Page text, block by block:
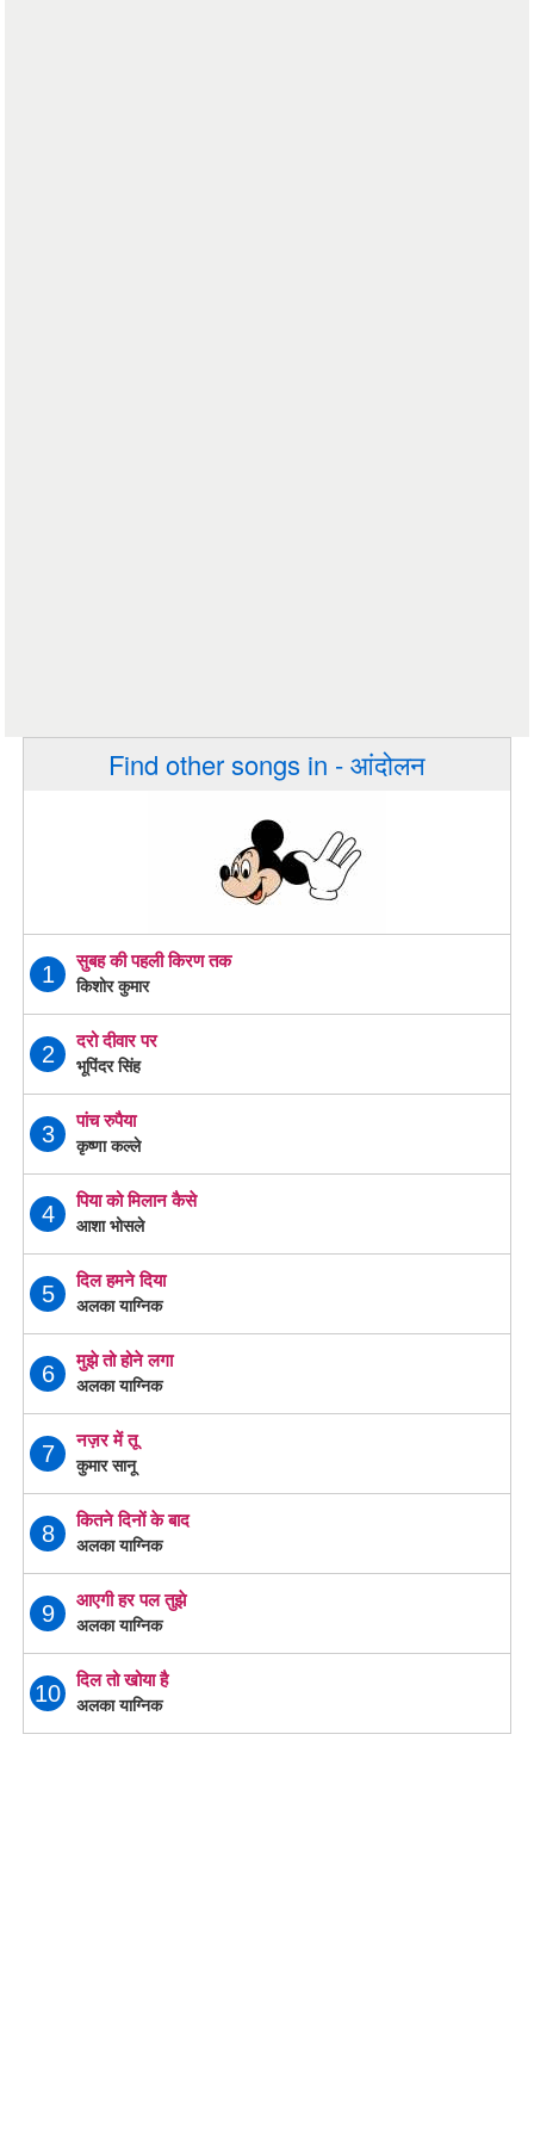
Find other songs in - आंदोलन
1
सुबह की पहली किरण तक
किशोर कुमार
2
दरो दीवार पर
भूपिंदर सिंह
3
पांच रुपैया
कृष्णा कल्ले
4
पिया को मिलान कैसे
आशा भोसले
5
दिल हमने दिया
अलका याग्निक
6
मुझे तो होने लगा
अलका याग्निक
7
नज़र में तू
कुमार सानू
8
कितने दिनों के बाद
अलका याग्निक
9
आएगी हर पल तुझे
अलका याग्निक
10
दिल तो खोया है
अलका याग्निक